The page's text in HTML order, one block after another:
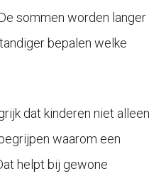
sommen worden langer
bepalen welke
dat kinderen niet alleen
waarom een
helpt bij gewone